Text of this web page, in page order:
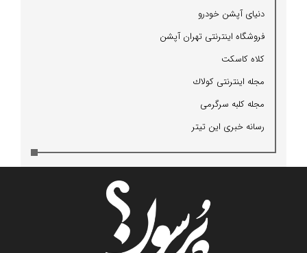
دنیای آپشن خودرو
فروشگاه اینترنتی تهران آپشن
كلاه كاسكت
مجله اینترنتی كولاك
مجله كلبه سرگرمی
رسانه خبری این تیتر